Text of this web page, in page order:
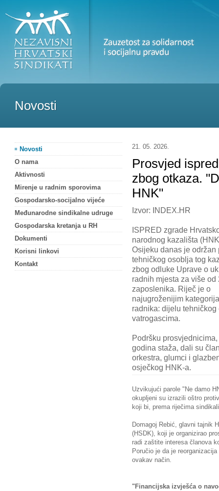
Novosti
21. 05. 2026.
Prosvjed
zbog otkaza.
HNK"
Izvor: INDEX.HR
ISPRED zgrade
narodnog kazališta
Osijeku danas je održan
tehničkog osoblja tog
zbog odluke Uprave o
radnih mjesta za više od
zaposlenika. Riječ je o
najugroženijim
radnika: dijelu
vatrogascima.
Podršku
godina staža, dali su
orkestra, glumci i
osječkog HNK-a.
Uzvikujući parole "Ne damo
okupljeni su izrazili oštro
koji bi, prema riječima
Domagoj Rebić, glavni tajnik
(HSDK), koji je organizirao
radi zaštite interesa članova
Poručio je da je
ovakav način.
"Financijska izvješća o
Novosti
O nama
Aktivnosti
Mirenje u radnim sporovima
Gospodarsko-socijalno vijeće
Međunarodne sindikalne udruge
Gospodarska kretanja u RH
Dokumenti
Korisni linkovi
Kontakt